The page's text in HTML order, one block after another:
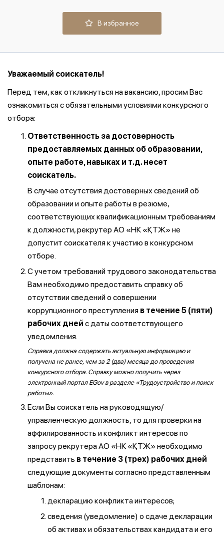
В избранное
Уважаемый соискатель!
Перед тем, как откликнуться на вакансию, просим Вас
ознакомиться с обязательными условиями конкурсного
отбора:
Ответственность за достоверность
предоставляемых данных об образовании,
опыте работе, навыках и т.д. несет
соискатель.
В случае отсутствия достоверных сведений об
образовании и опыте работы в резюме,
соответствующих квалификационным требованиям
к должности, рекрутер АО «НК «ҚТЖ» не
допустит соискателя к участию в конкурсном
отборе.
С учетом требований трудового законодательства
Вам необходимо предоставить справку об
отсутствии сведений о совершении
коррупционного преступления в течение 5 (пяти)
рабочих дней с даты соответствующего
уведомления.
Справка должна содержать актуальную информацию и
получена не ранее, чем за 2 (два) месяца до проведения
конкурсного отбора. Справку можно получить через
электронный портал EGov в разделе «Трудоустройство и поиск
работы».
Если Вы соискатель на руководящую/
управленческую должность, то для проверки на
аффилированность и конфликт интересов по
запросу рекрутера АО «НК «ҚТЖ» необходимо
представить в течение 3 (трех) рабочих дней
следующие документы согласно представленным
шаблонам:
декларацию конфликта интересов;
сведения (уведомление) о сдаче декларации
об активах и обязательствах кандидата и его